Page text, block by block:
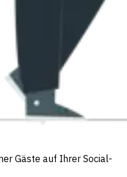
Gäste auf Ihrer Social-